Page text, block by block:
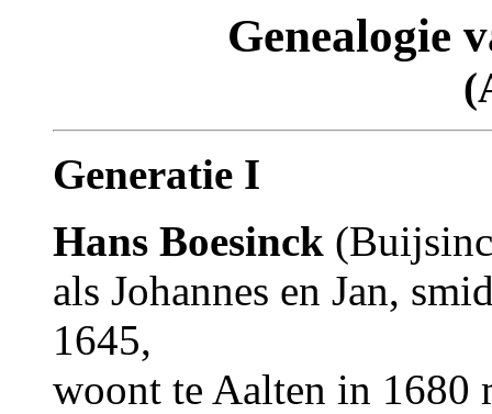
Genealogie
Generatie I
Hans Boesinck
als Johannes en Jan,
1645,
woont te Aalten in 1680